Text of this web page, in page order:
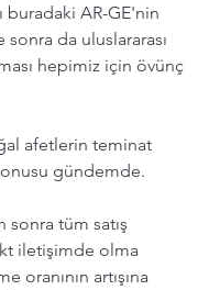
buradaki AR-GE'nin
sonra da uluslararası
hepimiz için övünç
afetlerin teminat
gündemde.
sonra tüm satış
iletişimde olma
oranının artışına